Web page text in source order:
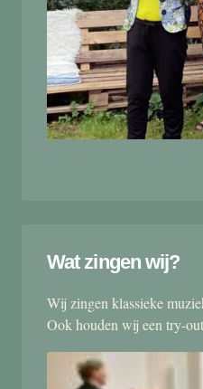
Wat zingen wij?
Wij zingen klassieke
Ook houden wij een try-